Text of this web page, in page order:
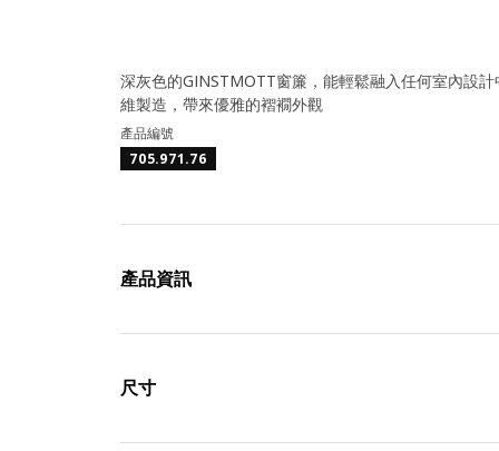
深灰色的GINSTMOTT窗簾，能輕鬆融入任何室內設
維製造，帶來優雅的褶襉外觀
產品編號
705.971.76
產品資訊
尺寸